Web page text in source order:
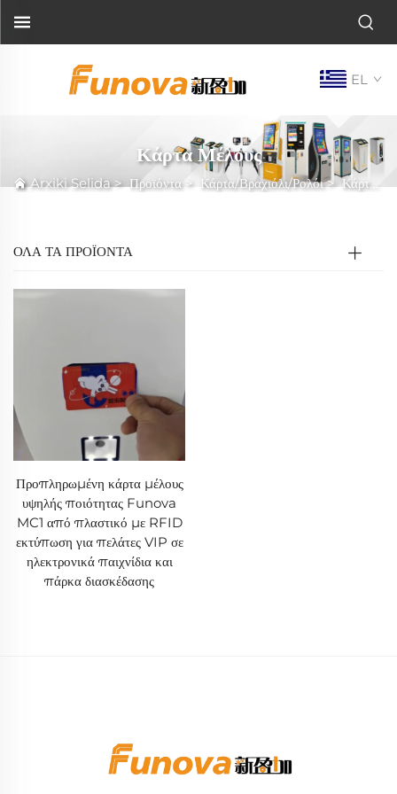
EL
Κάρτα Μέλους
Arxiki Selida>Προϊόντα> Κάρτα/Βραχιόλι/Ρολόι>Κάρτα Μέλους
ΟΛΑ ΤΑ ΠΡΟΪΟΝΤΑ
Προπληρωμένη κάρτα μέλους
υψηλής ποιότητας Funova
MC1 από πλαστικό με RFID
εκτύπωση για πελάτες VIP σε
ηλεκτρονικά παιχνίδια και
πάρκα διασκέδασης